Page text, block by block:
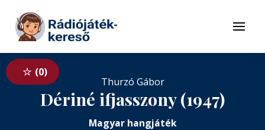
Tovább a tartalomhoz
Menü
0
Thurzó Gábor‏‎
Dériné ifjasszony (1947)
Magyar hangjáték